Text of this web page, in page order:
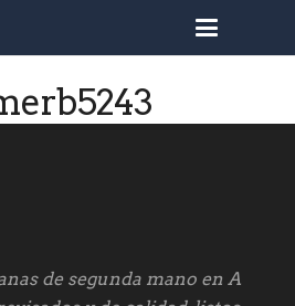
de segunda mano en A